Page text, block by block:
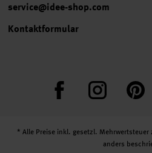
service@idee-shop.com
Kontaktformular
FacebookInstagram
* Alle Preise inkl. gesetzl. Mehrwertsteuer
anders